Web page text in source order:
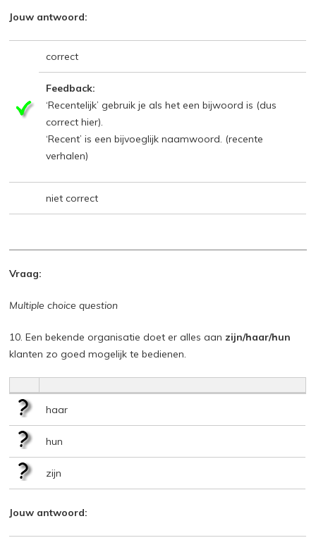
Jouw antwoord:
correct
Feedback:
‘Recentelijk’ gebruik je als het een bijwoord is (dus
correct hier).
‘Recent’ is een bijvoeglijk naamwoord. (recente
verhalen)
niet correct
Vraag:
Multiple choice question
10. Een bekende organisatie doet er alles aan zijn/haar/hun
klanten zo goed mogelijk te bedienen.
haar
hun
zijn
Jouw antwoord: